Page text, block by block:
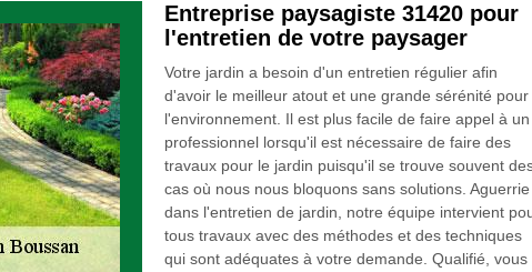
Entreprise paysagiste 31420 pour
l'entretien de votre paysager
Votre jardin a besoin d'un entretien régulier afin
d'avoir le meilleur atout et une grande sérénité pour
l'environnement. Il est plus facile de faire appel à un
professionnel lorsqu'il est nécessaire de faire des
travaux pour le jardin puisqu'il se trouve souvent
cas où nous nous bloquons sans solutions. Aguerrie
dans l'entretien de jardin, notre équipe intervient
tous travaux avec des méthodes et des techniques
qui sont adéquates à votre demande. Qualifié, vous